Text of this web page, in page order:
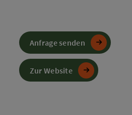
Anfrage senden
Zur Website